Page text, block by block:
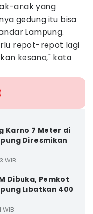
anak yang
gedung itu bisa
Lampung.
repot-repot lagi
kesana," kata
Karno 7 Meter di
Diresmikan
WIB
Dibuka, Pemkot
Libatkan 400
WIB